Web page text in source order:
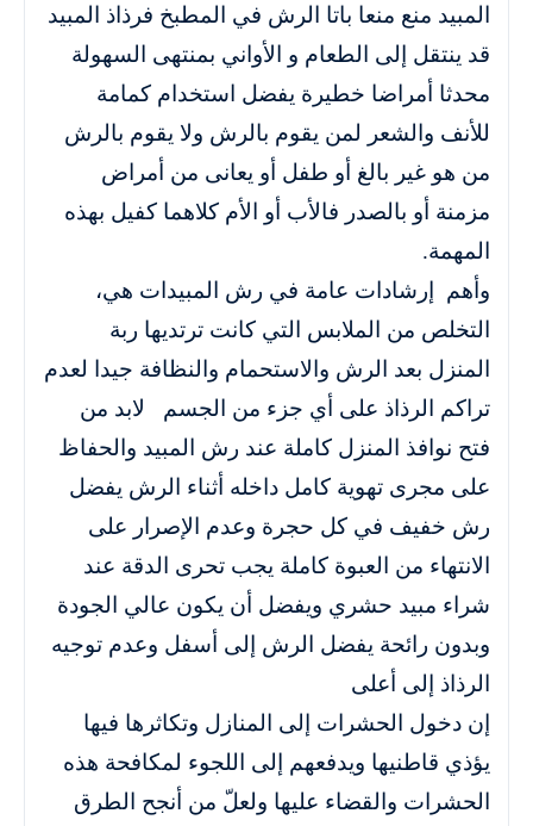
المبيد منع منعا باتا الرش في المطبخ فرذاذ المبيد
قد ينتقل إلى الطعام و الأواني بمنتهى السهولة
محدثا أمراضا خطيرة يفضل استخدام كمامة
للأنف والشعر لمن يقوم بالرش ولا يقوم بالرش
من هو غير بالغ أو طفل أو يعانى من أمراض
مزمنة أو بالصدر فالأب أو الأم كلاهما كفيل بهذه
المهمة.
وأهم إرشادات عامة في رش المبيدات هي،
التخلص من الملابس التي كانت ترتديها ربة
المنزل بعد الرش والاستحمام والنظافة جيدا لعدم
تراكم الرذاذ على أي جزء من الجسم لابد من
فتح نوافذ المنزل كاملة عند رش المبيد والحفاظ
على مجرى تهوية كامل داخله أثناء الرش يفضل
رش خفيف في كل حجرة وعدم الإصرار على
الانتهاء من العبوة كاملة يجب تحرى الدقة عند
شراء مبيد حشري ويفضل أن يكون عالي الجودة
وبدون رائحة يفضل الرش إلى أسفل وعدم توجيه
الرذاذ إلى أعلى
إن دخول الحشرات إلى المنازل وتكاثرها فيها
يؤذي قاطنيها ويدفعهم إلى اللجوء لمكافحة هذه
الحشرات والقضاء عليها ولعلّ من أنجح الطرق